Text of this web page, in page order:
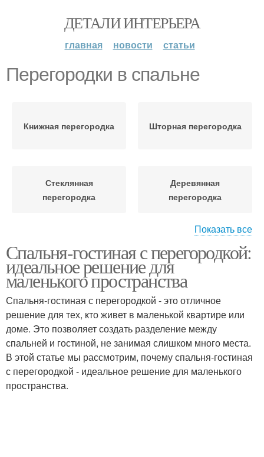
ДЕТАЛИ ИНТЕРЬЕРА
главная новости статьи
Перегородки в спальне
Книжная перегородка Шторная перегородка
Стеклянная
перегородка
Деревянная
перегородка
перегородка
спальни
Уют в спальне Перегородки из стекла
Показать все
Спальня-гостиная с перегородкой:
идеальное решение для
маленького пространства
Спальня-гостиная с перегородкой - это отличное
решение для тех, кто живет в маленькой квартире или
доме. Это позволяет создать разделение между
спальней и гостиной, не занимая слишком много места.
В этой статье мы рассмотрим, почему спальня-гостиная
с перегородкой - идеальное решение для маленького
пространства.